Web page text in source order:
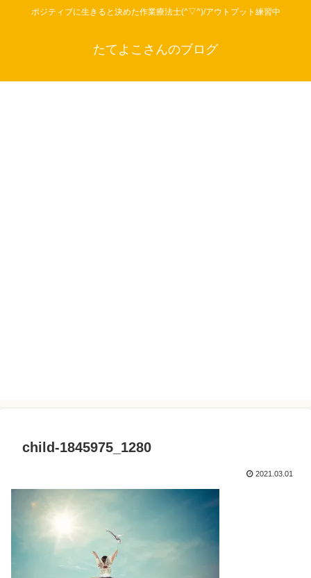
ポジティブに生きると決めた作業療法士(^▽^)/アウトプット練習中
たてよこさんのブログ
child-1845975_1280
2021.03.01